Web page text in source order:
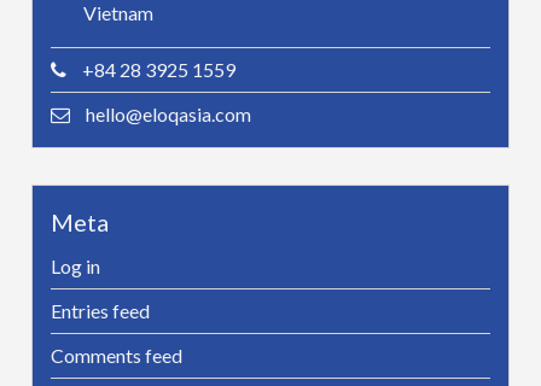
Vietnam
+84 28 3925 1559
hello@eloqasia.com
Meta
Log in
Entries feed
Comments feed